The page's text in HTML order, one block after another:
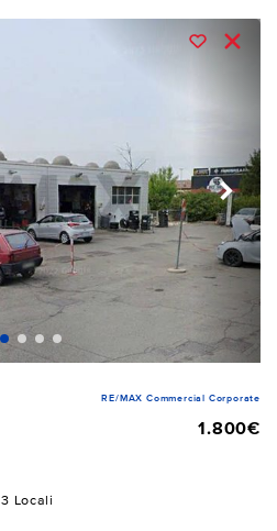
RE/MAX Commercial Corporate
1.800€
3 Locali